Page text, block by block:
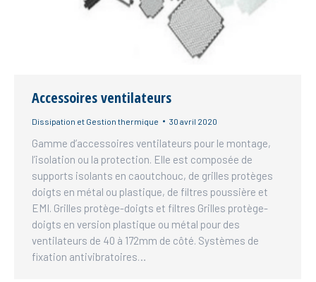
Accessoires ventilateurs
Dissipation et Gestion thermique 30 avril 2020
Gamme d’accessoires ventilateurs pour le montage,
l’isolation ou la protection. Elle est composée de
supports isolants en caoutchouc, de grilles protèges
doigts en métal ou plastique, de filtres poussière et
EMI. Grilles protège-doigts et filtres Grilles protège-
doigts en version plastique ou métal pour des
ventilateurs de 40 à 172mm de côté. Systèmes de
fixation antivibratoires…